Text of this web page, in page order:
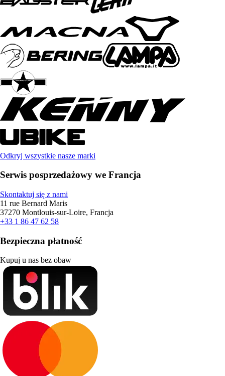
Odkryj wszystkie nasze marki
Serwis posprzedażowy we Francja
Skontaktuj się z nami
11 rue Bernard Maris
37270 Montlouis-sur-Loire, Francja
+33 1 86 47 62 58
Bezpieczna płatność
Kupuj u nas bez obaw